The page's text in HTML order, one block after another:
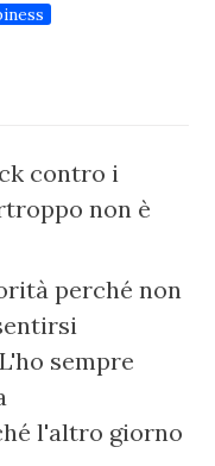
contro i
non è
perché non
sempre
l'altro giorno